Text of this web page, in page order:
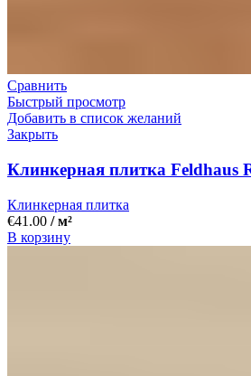
Сравнить
Быстрый просмотр
Добавить в список желаний
Закрыть
Клинкерная плитка Feldhaus
Клинкерная плитка
€41.00 / м²
В корзину